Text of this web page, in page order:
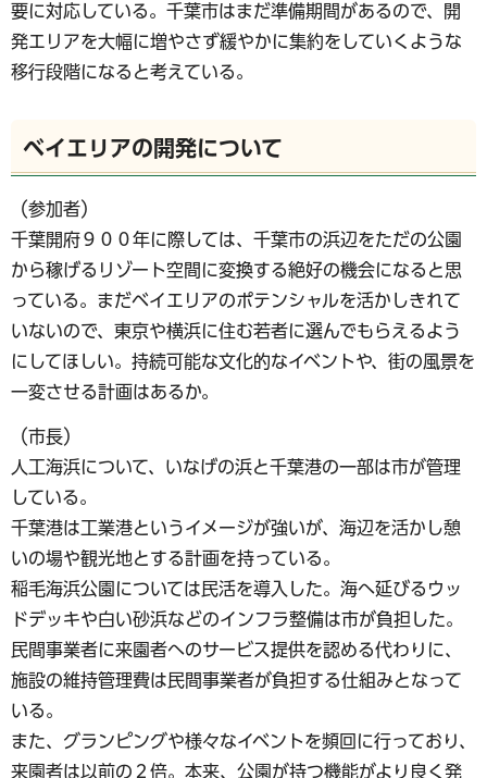
要に対応している。千葉市はまだ準備期間があるので、開
発エリアを大幅に増やさず緩やかに集約をしていくような
移行段階になると考えている。
ベイエリアの開発について
（参加者）
千葉開府９００年に際しては、千葉市の浜辺をただの公園
から稼げるリゾート空間に変換する絶好の機会になると思
っている。まだベイエリアのポテンシャルを活かしきれて
いないので、東京や横浜に住む若者に選んでもらえるよう
にしてほしい。持続可能な文化的なイベントや、街の風景を
一変させる計画はあるか。
（市長）
人工海浜について、いなげの浜と千葉港の一部は市が管理
している。
千葉港は工業港というイメージが強いが、海辺を活かし憩
いの場や観光地とする計画を持っている。
稲毛海浜公園については民活を導入した。海へ延びるウッ
ドデッキや白い砂浜などのインフラ整備は市が負担した。
民間事業者に来園者へのサービス提供を認める代わりに、
施設の維持管理費は民間事業者が負担する仕組みとなって
いる。
また、グランピングや様々なイベントを頻回に行っており、
来園者は以前の２倍。本来、公園が持つ機能がより良く発